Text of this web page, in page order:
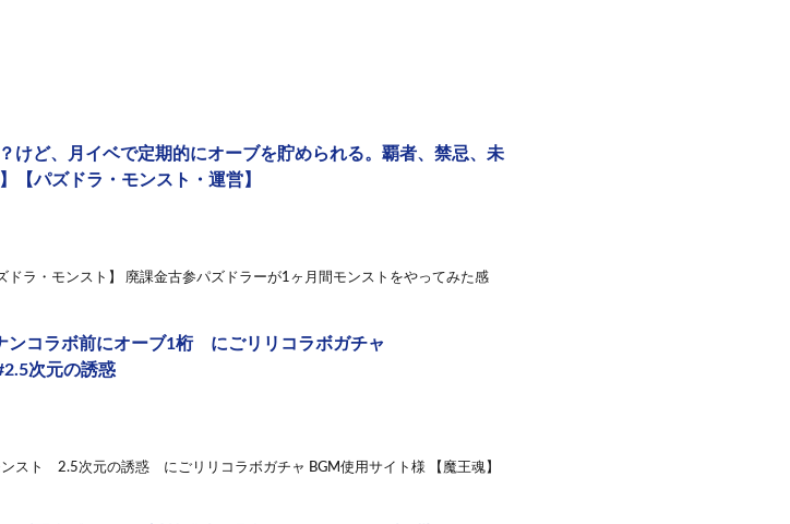
けど、月イベで定期的にオーブを貯められる。覇者、禁忌、未
【パズドラ・モンスト・運営】
ラ・モンスト】 廃課金古参パズドラーが1ヶ月間モンストをやってみた感
ンコラボ前にオーブ1桁 にごリリコラボガチャ
次元の誘惑
ンスト 2.5次元の誘惑 にごリリコラボガチャ BGM使用サイト様 【魔王魂】